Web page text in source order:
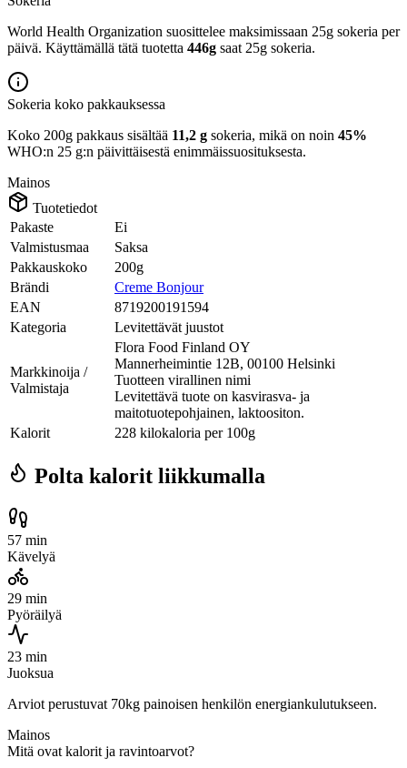
World Health Organization suosittelee maksimissaan 25g sokeria per
päivä. Käyttämällä tätä tuotetta 446g saat 25g sokeria.
Sokeria koko pakkauksessa
Koko 200g pakkaus sisältää 11,2 g sokeria, mikä on noin 45%
WHO:n 25 g:n päivittäisestä enimmäissuosituksesta.
Mainos
Tuotetiedot
Pakaste
Ei
Valmistusmaa
Saksa
Pakkauskoko
200g
Brändi
Creme Bonjour
EAN
8719200191594
Kategoria
Levitettävät juustot
Markkinoija /
Valmistaja
Flora Food Finland OY
Mannerheimintie 12B, 00100 Helsinki
Tuotteen virallinen nimi
Levitettävä tuote on kasvirasva- ja
maitotuotepohjainen, laktoositon.
Kalorit
228 kilokaloria per 100g
Polta kalorit liikkumalla
57 min
Kävelyä
29 min
Pyöräilyä
23 min
Juoksua
Arviot perustuvat 70kg painoisen henkilön energiankulutukseen.
Mainos
Mitä ovat kalorit ja ravintoarvot?